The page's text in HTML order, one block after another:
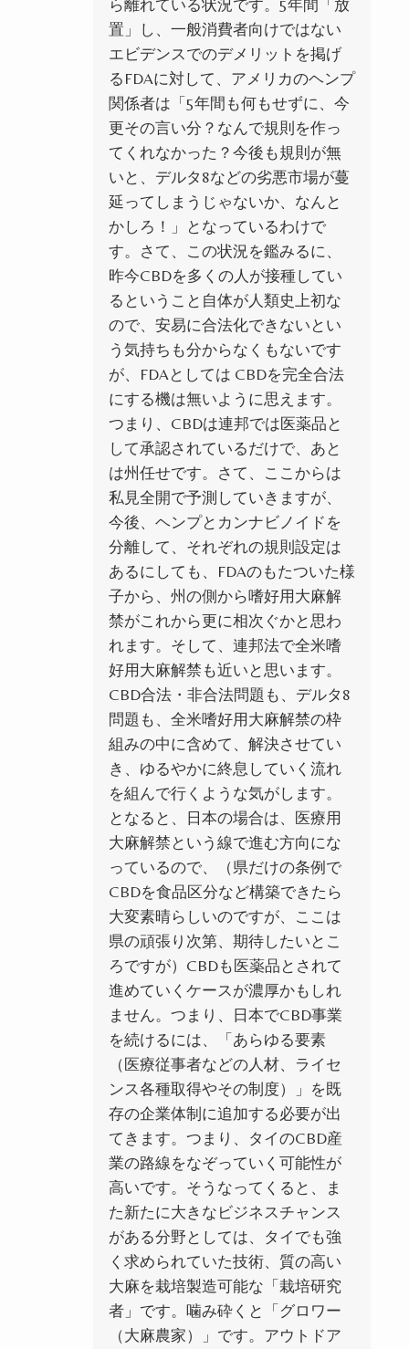
ら離れている状況です。5年間「放
置」し、一般消費者向けではない
エビデンスでのデメリットを掲げ
るFDAに対して、アメリカのヘンプ
関係者は「5年間も何もせずに、今
更その言い分？なんで規則を作っ
てくれなかった？今後も規則が無
いと、デルタ8などの劣悪市場が蔓
延ってしまうじゃないか、なんと
かしろ！」となっているわけで
す。さて、この状況を鑑みるに、
昨今CBDを多くの人が接種してい
るということ自体が人類史上初な
ので、安易に合法化できないとい
う気持ちも分からなくもないです
が、FDAとしては CBDを完全合法
にする機は無いように思えます。
つまり、CBDは連邦では医薬品と
して承認されているだけで、あと
は州任せです。さて、ここからは
私見全開で予測していきますが、
今後、ヘンプとカンナビノイドを
分離して、それぞれの規則設定は
あるにしても、
FDAのもたついた様
子から、 州の側から嗜好用大麻解
禁がこれから更に相次ぐかと思わ
れます。そして、連邦法で全米嗜
好用大麻解禁も近いと思います。
CBD合法・非合法問題も、デルタ8
問題も、全米嗜好用大麻解禁の枠
組みの中に含めて、解決させてい
き、ゆるやかに終息していく流れ
を組んで行くような気がします。
となると、日本の場合は、医療用
大麻解禁という線で進む方向にな
っているので、（県だけの条例で
CBDを食品区分など構築できたら
大変素晴らしいのですが、ここは
県の頑張り次第、期待したいとこ
ろですが）CBDも医薬品とされて
進めていくケースが濃厚かもしれ
ません。つまり、日本でCBD事業
を続けるには、「あらゆる要素
（医療従事者などの人材、ライセ
ンス各種取得やその制度）」を既
存の企業体制に追加する必要が出
てきます。つまり、タイのCBD産
業の路線をなぞっていく可能性が
高いです。そうなってくると、ま
た新たに大きなビジネスチャンス
がある分野としては、タイでも強
く求められていた技術、質の高い
大麻を栽培製造可能な「栽培研究
者」です。噛み砕くと「グロワー
（大麻農家）」です。アウトドア